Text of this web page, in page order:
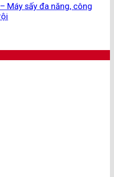
Máy sấy đa năng, công